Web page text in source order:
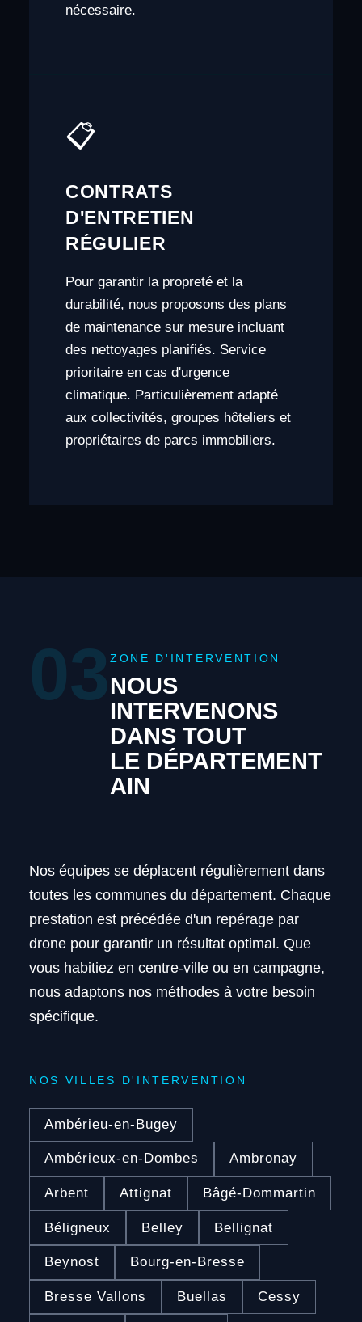
nécessaire.
📋
CONTRATS
D'ENTRETIEN
RÉGULIER
Pour garantir la propreté et la
durabilité, nous proposons des plans
de maintenance sur mesure incluant
des nettoyages planifiés. Service
prioritaire en cas d'urgence
climatique. Particulièrement adapté
aux collectivités, groupes hôteliers et
propriétaires de parcs immobiliers.
03 ZONE D'INTERVENTION
NOUS
INTERVENONS
DANS TOUT
LE DÉPARTEMENT
AIN
Nos équipes se déplacent régulièrement dans
toutes les communes du département. Chaque
prestation est précédée d'un repérage par
drone pour garantir un résultat optimal. Que
vous habitiez en centre-ville ou en campagne,
nous adaptons nos méthodes à votre besoin
spécifique.
NOS VILLES D'INTERVENTION
Ambérieu-en-Bugey
Ambérieux-en-Dombes Ambronay
Arbent Attignat Bâgé-Dommartin
Béligneux Belley Bellignat
Beynost Bourg-en-Bresse
Bresse Vallons Buellas Cessy